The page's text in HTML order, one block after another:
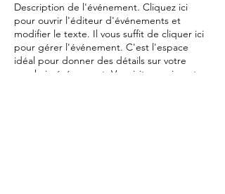
Description de l'événement. Cliquez ici
pour ouvrir l'éditeur d'événements et
modifier le texte. Il vous suffit de cliquer ici
pour gérer l'événement. C'est l'espace
idéal pour donner des détails sur votre
prochain événement. Vos visiteurs aiment